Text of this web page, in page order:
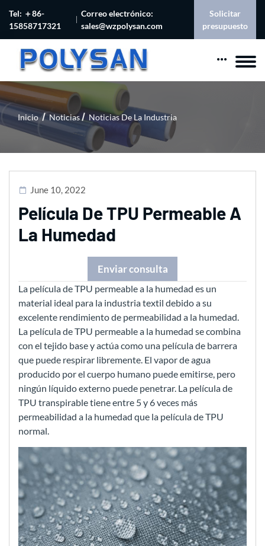
Tel: ＋86-
15858717321
Correo electrónico:
sales@wzpolysan.com
Solicitar
presupuesto
Inicio Noticias Noticias De La Industria
June 10, 2022
Película De TPU Permeable A
La Humedad
Enviar consulta
La película de TPU permeable a la humedad es un
material ideal para la industria textil debido a su
excelente rendimiento de permeabilidad a la humedad.
La película de TPU permeable a la humedad se combina
con el tejido base y actúa como una película de barrera
que puede respirar libremente. El vapor de agua
producido por el cuerpo humano puede emitirse, pero
ningún líquido externo puede penetrar. La película de
TPU transpirable tiene entre 5 y 6 veces más
permeabilidad a la humedad que la película de TPU
normal.